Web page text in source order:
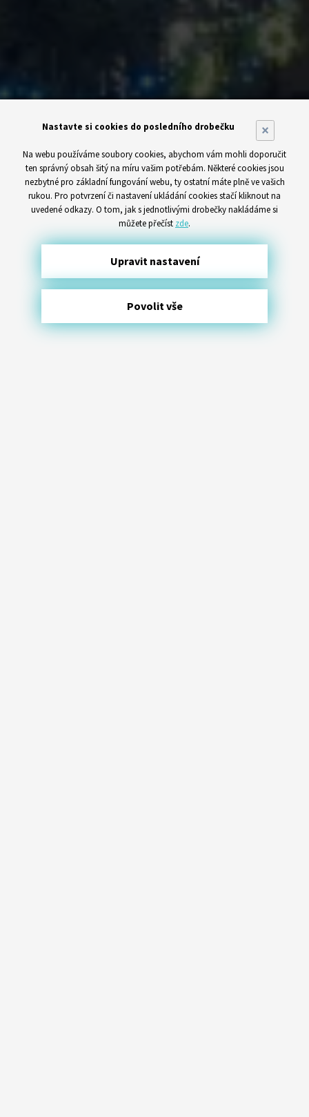
×
Nastavte si cookies do posledního drobečku
Na webu používáme soubory cookies, abychom vám mohli doporučit
ten správný obsah šitý na míru vašim potřebám. Některé cookies jsou
nezbytné pro základní fungování webu, ty ostatní máte plně ve vašich
rukou. Pro potvrzení či nastavení ukládání cookies stačí kliknout na
uvedené odkazy. O tom, jak s jednotlivými drobečky nakládáme si
můžete přečíst zde.
Upravit nastavení
Povolit vše